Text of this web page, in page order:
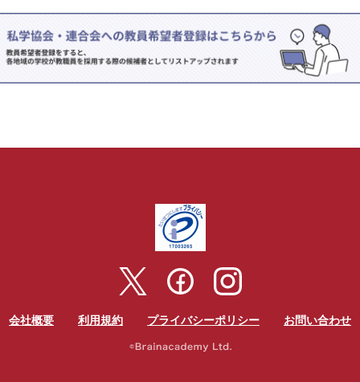
会社概要 利用規約 プライバシーポリシー お問い合わせ